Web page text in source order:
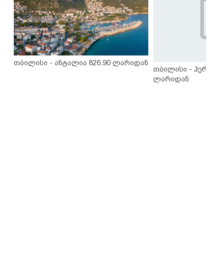
თბილისი - ანტალია 826.90 ლარიდან
თბილისი -
ლარიდან